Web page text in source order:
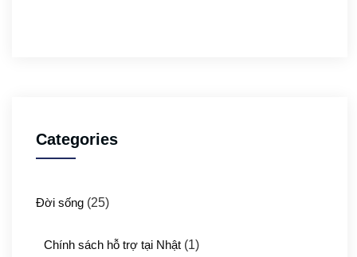
Categories
Đời sống (25)
Chính sách hỗ trợ tại Nhật (1)